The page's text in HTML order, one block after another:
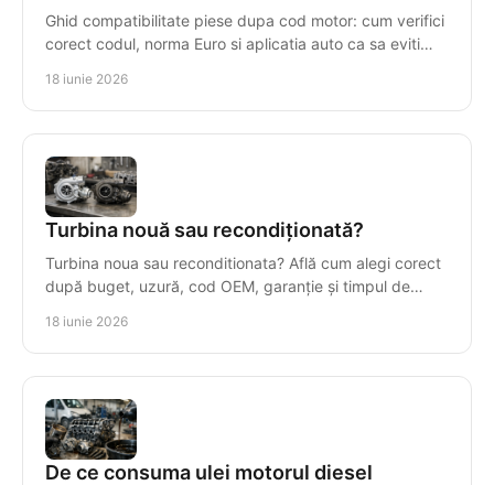
Ghid compatibilitate piese dupa cod motor: cum verifici
corect codul, norma Euro si aplicatia auto ca sa eviti
18 iunie 2026
Turbina nouă sau recondiționată?
Turbina noua sau reconditionata? Află cum alegi corect
după buget, uzură, cod OEM, garanție și timpul de
18 iunie 2026
De ce consuma ulei motorul diesel